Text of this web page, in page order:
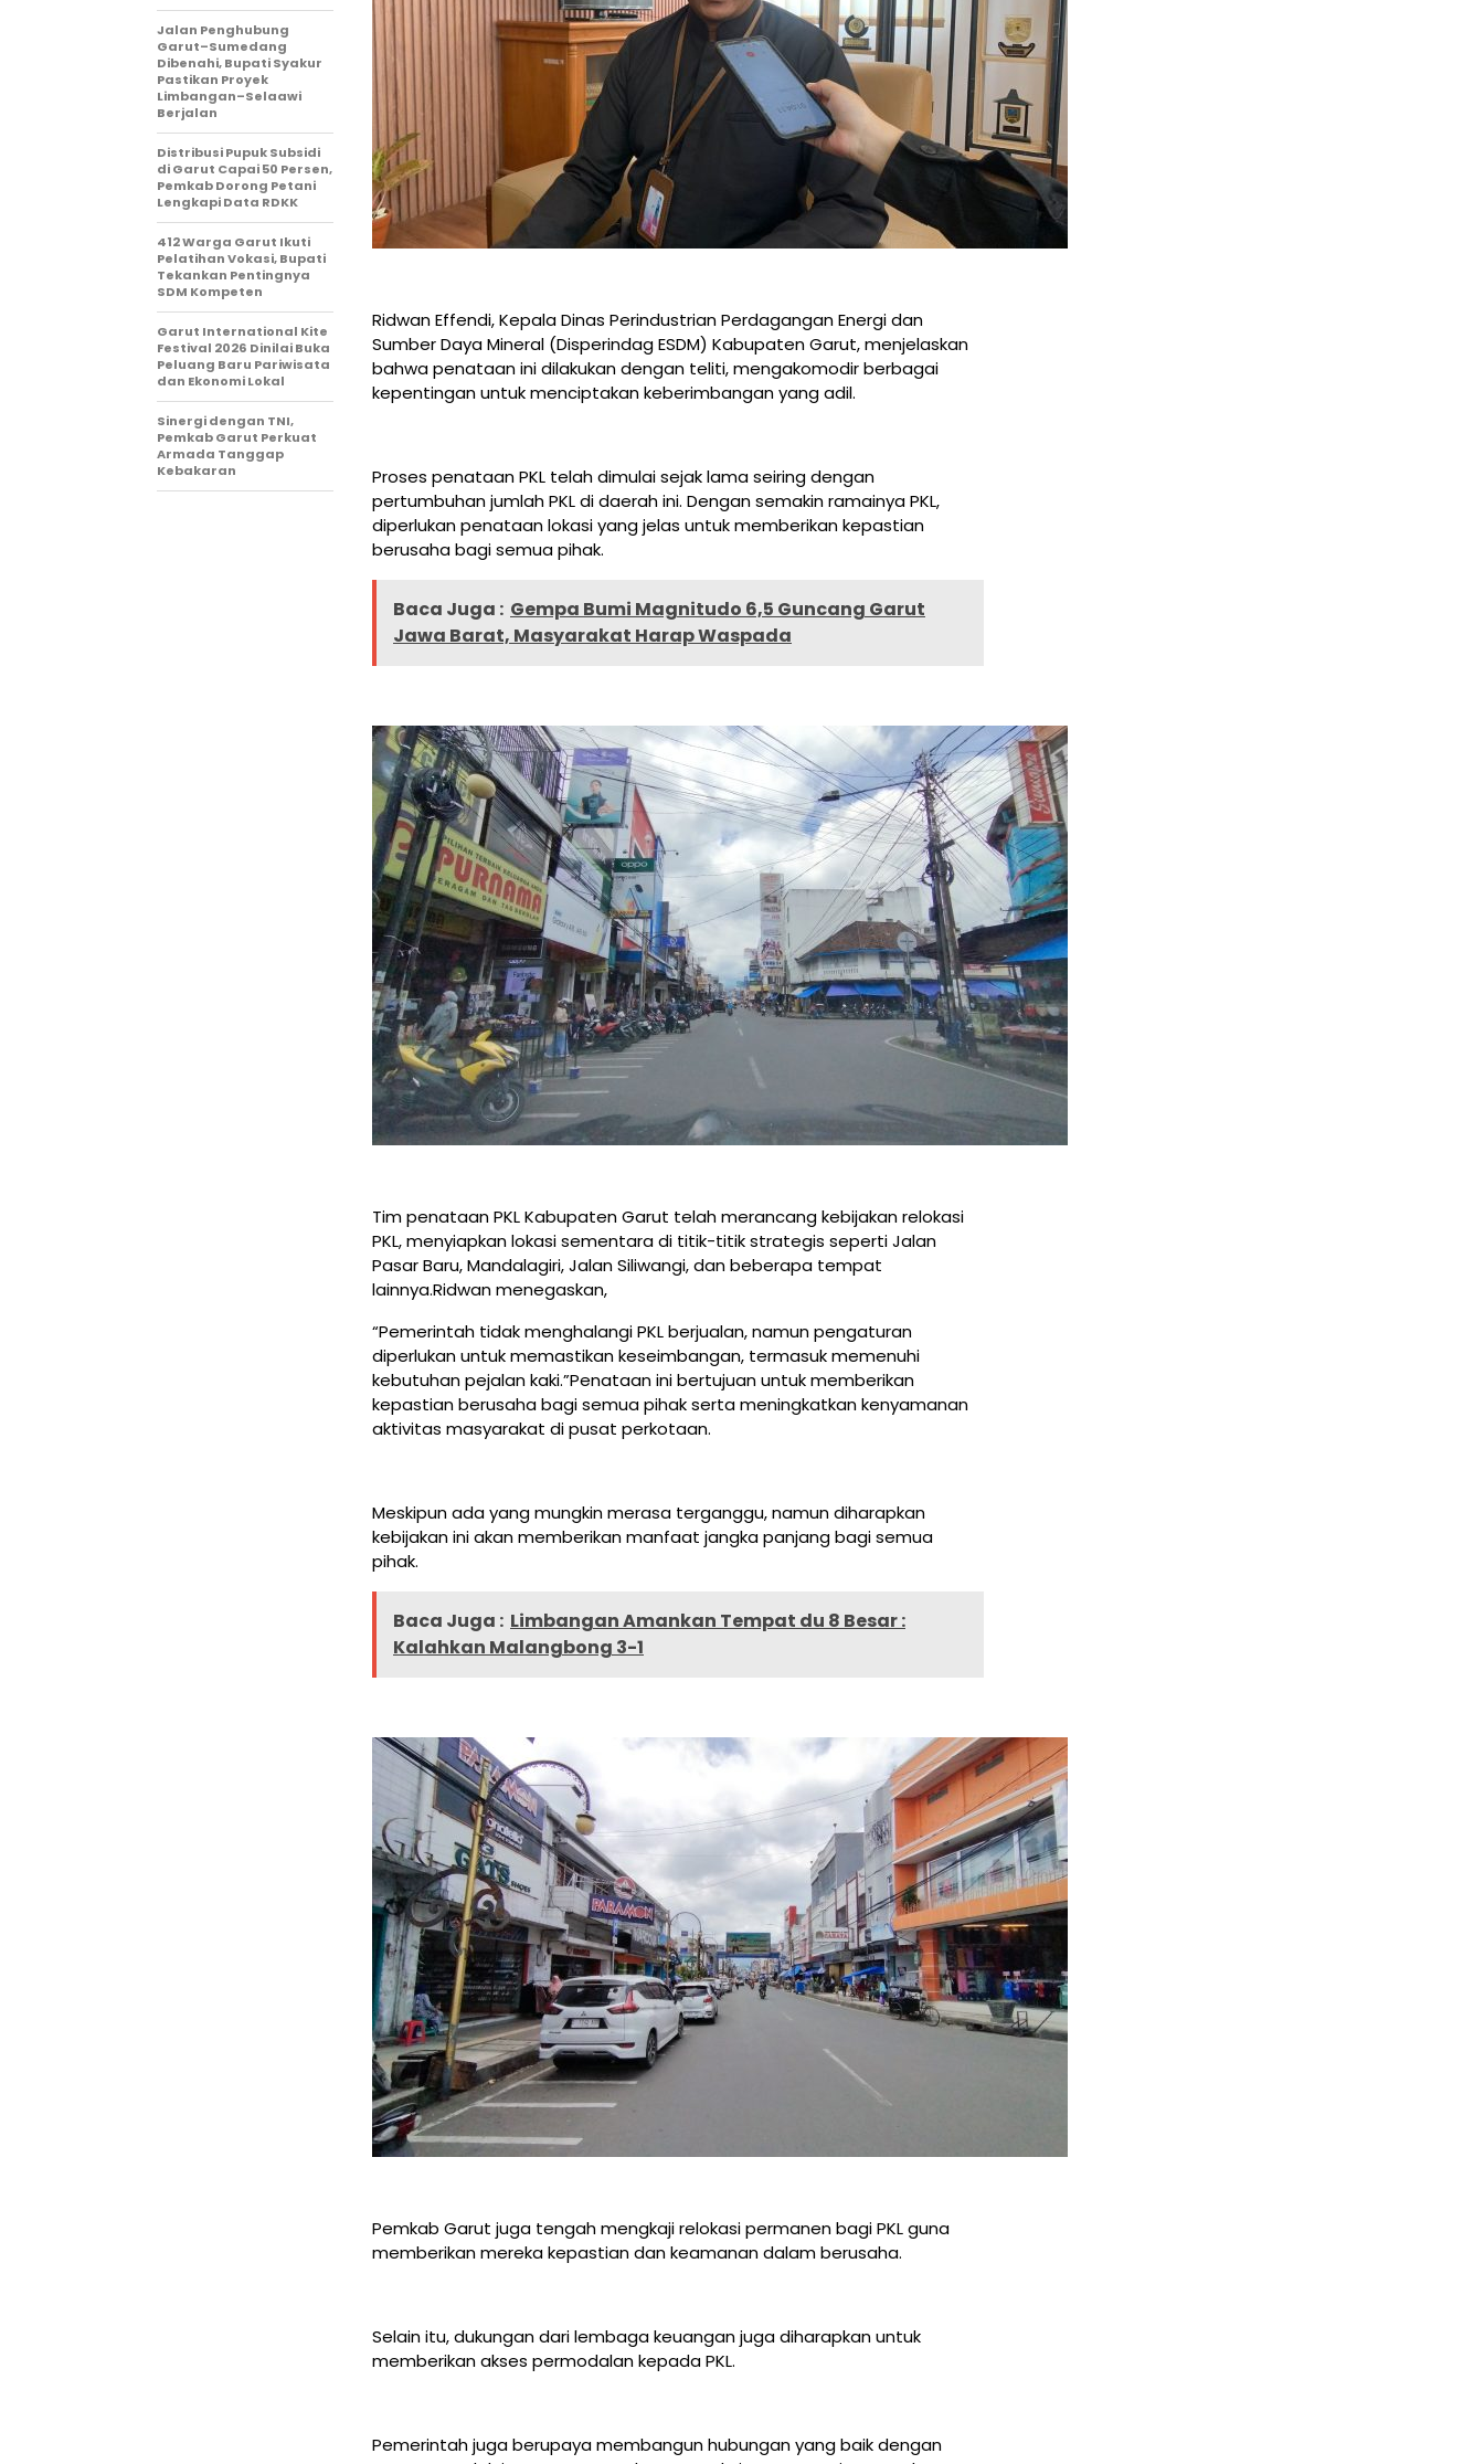
Ridwan Effendi, Kepala Dinas Perindustrian Perdagangan Energi dan
Sumber Daya Mineral (Disperindag ESDM) Kabupaten Garut, menjelaskan
bahwa penataan ini dilakukan dengan teliti, mengakomodir berbagai
kepentingan untuk menciptakan keberimbangan yang adil.
Proses penataan PKL telah dimulai sejak lama seiring dengan
pertumbuhan jumlah PKL di daerah ini. Dengan semakin ramainya PKL,
diperlukan penataan lokasi yang jelas untuk memberikan kepastian
berusaha bagi semua pihak.
Baca Juga : Gempa Bumi Magnitudo 6,5 Guncang Garut
Jawa Barat, Masyarakat Harap Waspada
Tim penataan PKL Kabupaten Garut telah merancang kebijakan relokasi
PKL, menyiapkan lokasi sementara di titik-titik strategis seperti Jalan
Pasar Baru, Mandalagiri, Jalan Siliwangi, dan beberapa tempat
lainnya.Ridwan menegaskan,
“Pemerintah tidak menghalangi PKL berjualan, namun pengaturan
diperlukan untuk memastikan keseimbangan, termasuk memenuhi
kebutuhan pejalan kaki.”Penataan ini bertujuan untuk memberikan
kepastian berusaha bagi semua pihak serta meningkatkan kenyamanan
aktivitas masyarakat di pusat perkotaan.
Meskipun ada yang mungkin merasa terganggu, namun diharapkan
kebijakan ini akan memberikan manfaat jangka panjang bagi semua
pihak.
Baca Juga : Limbangan Amankan Tempat du 8 Besar :
Kalahkan Malangbong 3-1
Pemkab Garut juga tengah mengkaji relokasi permanen bagi PKL guna
memberikan mereka kepastian dan keamanan dalam berusaha.
Selain itu, dukungan dari lembaga keuangan juga diharapkan untuk
memberikan akses permodalan kepada PKL.
Pemerintah juga berupaya membangun hubungan yang baik dengan
Jalan Penghubung
Garut–Sumedang
Dibenahi, Bupati Syakur
Pastikan Proyek
Limbangan–Selaawi
Berjalan
Distribusi Pupuk Subsidi
di Garut Capai 50 Persen,
Pemkab Dorong Petani
Lengkapi Data RDKK
412 Warga Garut Ikuti
Pelatihan Vokasi, Bupati
Tekankan Pentingnya
SDM Kompeten
Garut International Kite
Festival 2026 Dinilai Buka
Peluang Baru Pariwisata
dan Ekonomi Lokal
Sinergi dengan TNI,
Pemkab Garut Perkuat
Armada Tanggap
Kebakaran